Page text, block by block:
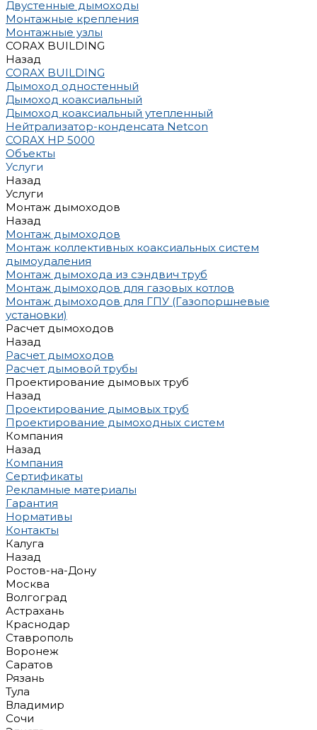
Двустенные дымоходы
Монтажные крепления
Монтажные узлы
CORAX BUILDING
Назад
CORAX BUILDING
Дымоход одностенный
Дымоход коаксиальный
Дымоход коаксиальный утепленный
Нейтрализатор-конденсата Netcon
CORAX HP 5000
Объекты
Услуги
Назад
Услуги
Монтаж дымоходов
Назад
Монтаж дымоходов
Монтаж коллективных коаксиальных систем
дымоудаления
Монтаж дымохода из сэндвич труб
Монтаж дымоходов для газовых котлов
Монтаж дымоходов для ГПУ (Газопоршневые
установки)
Расчет дымоходов
Назад
Расчет дымоходов
Расчет дымовой трубы
Проектирование дымовых труб
Назад
Проектирование дымовых труб
Проектирование дымоходных систем
Компания
Назад
Компания
Сертификаты
Рекламные материалы
Гарантия
Нормативы
Контакты
Калуга
Назад
Ростов-на-Дону
Москва
Волгоград
Астрахань
Краснодар
Ставрополь
Воронеж
Саратов
Рязань
Тула
Владимир
Сочи